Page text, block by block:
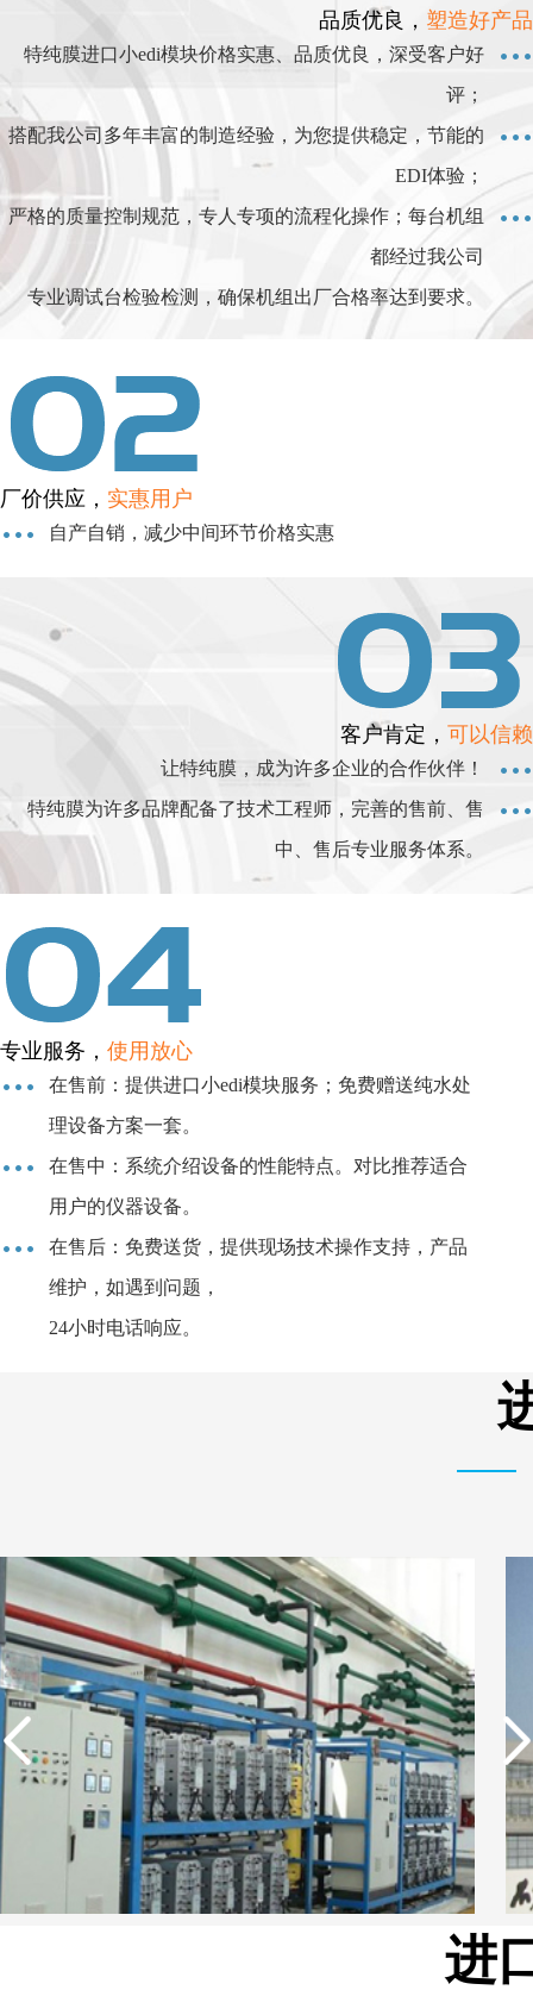
品质优良， 塑造好产品
特纯膜进口小edi模块价格实惠、品质优良，深受客户好
评；
搭配我公司多年丰富的制造经验，为您提供稳定，节能的
EDI体验；
严格的质量控制规范，专人专项的流程化操作；每台机组
都经过我公司
专业调试台检验检测，确保机组出厂合格率达到要求。
厂价供应， 实惠用户
自产自销，减少中间环节价格实惠
客户肯定， 可以信赖
让特纯膜，成为许多企业的合作伙伴！
特纯膜为许多品牌配备了技术工程师，完善的售前、售
中、售后专业服务体系。
专业服务， 使用放心
在售前：提供进口小edi模块服务；免费赠送纯水处
理设备方案一套。
在售中：系统介绍设备的性能特点。对比推荐适合
用户的仪器设备。
在售后：免费送货，提供现场技术操作支持，产品
维护，如遇到问题，
24小时电话响应。
进